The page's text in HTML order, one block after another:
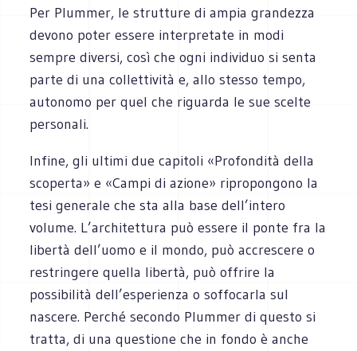
Per Plummer, le strutture di ampia grandezza
devono poter essere interpretate in modi
sempre diversi, così che ogni individuo si senta
parte di una collettività e, allo stesso tempo,
autonomo per quel che riguarda le sue scelte
personali.
Infine, gli ultimi due capitoli «Profondità della
scoperta» e «Campi di azione» ripropongono la
tesi generale che sta alla base dell’intero
volume. L’architettura può essere il ponte fra la
libertà dell’uomo e il mondo, può accrescere o
restringere quella libertà, può offrire la
possibilità dell’esperienza o soffocarla sul
nascere. Perché secondo Plummer di questo si
tratta, di una questione che in fondo è anche